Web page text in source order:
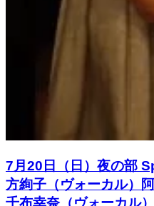
7月20日（日）夜の部
方絢子（ヴォーカル）
千布幸奈（ヴォーカル